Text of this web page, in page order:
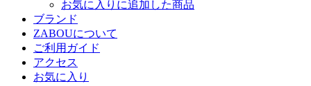
お気に入りに追加した商品
ブランド
ZABOUについて
ご利用ガイド
アクセス
お気に入り